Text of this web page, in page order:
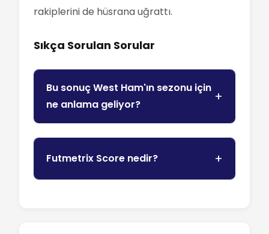
rakiplerini de hüsrana uğrattı.
Sıkça Sorulan Sorular
Bu sonuç West Ham'ın sezonu için
ne anlama geliyor?
Futmetrix Score nedir?